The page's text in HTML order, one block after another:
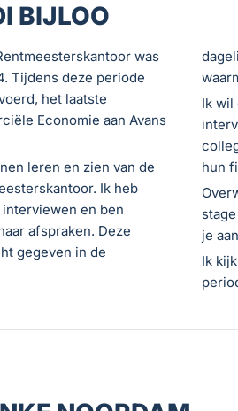
BIJLOO
was
Tijdens deze periode
het laatste
Economie aan Avans
leren en zien van de
Ik heb
en ben
afspraken. Deze
gegeven in de
Ik wil
hun
je
Ik